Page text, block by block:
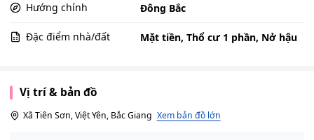
Hướng chính Đông Bắc
Đặc điểm nhà/đất Mặt tiền, Thổ cư 1 phần, Nở hậu
Vị trí & bản đồ
Xã Tiên Sơn, Việt Yên, Bắc Giang Xem bản đồ lớn